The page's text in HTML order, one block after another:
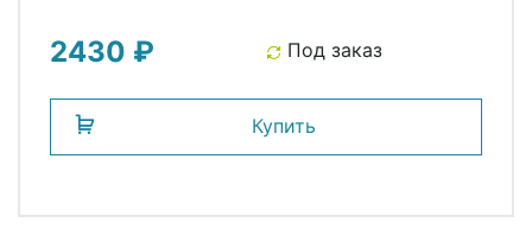
2430 ₽ Под заказ
Купить